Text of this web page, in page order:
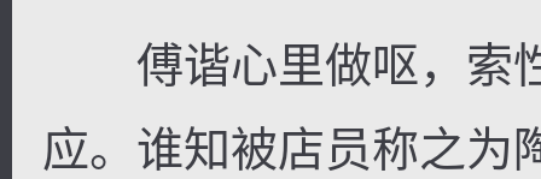
傅谐心里做呕，索
应。谁知被店员称之为